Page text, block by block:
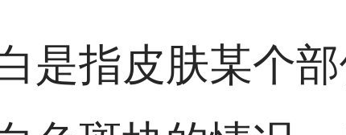
是指皮肤某个